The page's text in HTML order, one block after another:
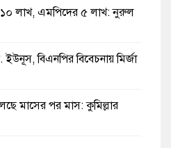
১০ লাখ, এমপিদের ৫ লাখ: নুরুল
ইউনূস, বিএনপির বিবেচনায় মির্জা
মাসের পর মাস: কুমিল্লার